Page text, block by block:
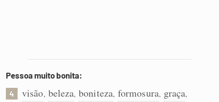
Pessoa muito bonita:
4 visão, beleza, boniteza, formosura, graça,